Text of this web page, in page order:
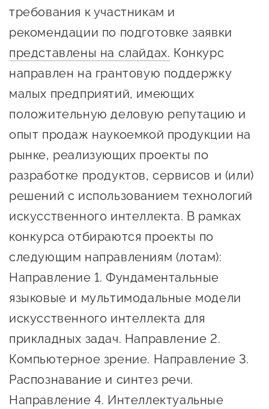
Консультационная поддержка
Образовательная поддержка
Поддержка креативного и
инновационно-
технологического
предпринимательства
Поддержка социальных
предпринимателей
Поддержка экспортеров
Финансовая поддержка
Меры поддержки в условиях
внешнего санкционного
давления
Центры поддержки
консультационного
сопровождения
О центре
Центр образовательных
требования к участникам и
рекомендации по подготовке заявки
представлены на слайдах. Конкурс
направлен на грантовую поддержку
малых предприятий, имеющих
положительную деловую репутацию и
опыт продаж наукоемкой продукции на
рынке, реализующих проекты по
разработке продуктов, сервисов и (или)
решений с использованием технологий
искусственного интеллекта. В рамках
конкурса отбираются проекты по
следующим направлениям (лотам):
Направление 1. Фундаментальные
языковые и мультимодальные модели
искусственного интеллекта для
прикладных задач. Направление 2.
Компьютерное зрение. Направление 3.
Распознавание и синтез речи.
Направление 4. Интеллектуальные